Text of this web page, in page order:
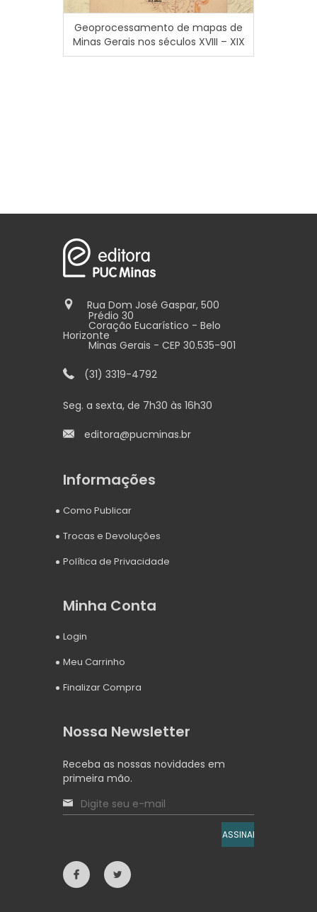
Geoprocessamento de mapas de
Minas Gerais nos séculos XVIII – XIX
Rua Dom José Gaspar, 500
Prédio 30
Coração Eucarístico - Belo
Horizonte
Minas Gerais - CEP 30.535-901
(31) 3319-4792
Seg. a sexta, de 7h30 às 16h30
editora@pucminas.br
Informações
Como Publicar
Trocas e Devoluções
Política de Privacidade
Minha Conta
Login
Meu Carrinho
Finalizar Compra
Nossa Newsletter
Receba as nossas novidades em
primeira mão.
ASSINAR